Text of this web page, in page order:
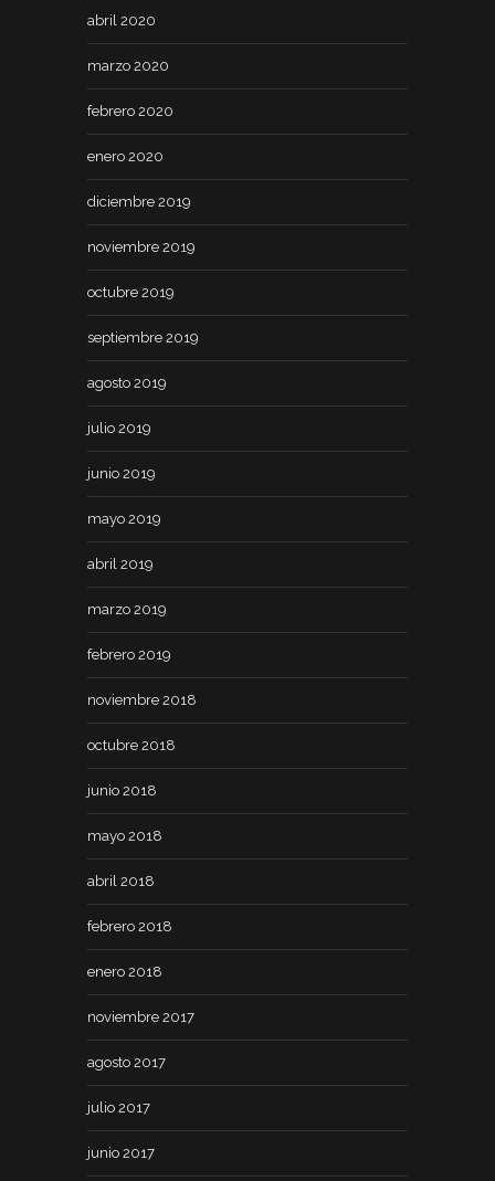
abril 2020
marzo 2020
febrero 2020
enero 2020
diciembre 2019
noviembre 2019
octubre 2019
septiembre 2019
agosto 2019
julio 2019
junio 2019
mayo 2019
abril 2019
marzo 2019
febrero 2019
noviembre 2018
octubre 2018
junio 2018
mayo 2018
abril 2018
febrero 2018
enero 2018
noviembre 2017
agosto 2017
julio 2017
junio 2017